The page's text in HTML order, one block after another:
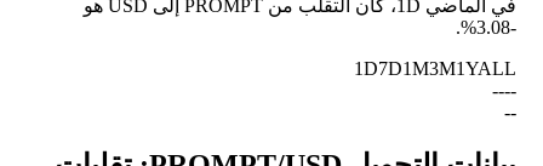
في الماضي 1D، كان التقلب من PROMPT إلى USD هو
-3.08%
.
1D7D1M3M1YALL
--
--
--